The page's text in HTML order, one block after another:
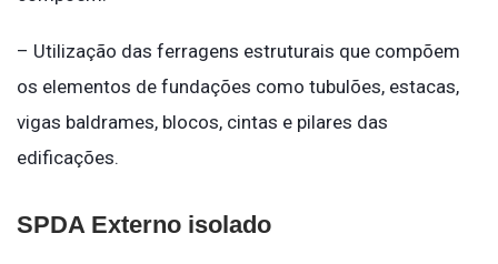
– Utilização das ferragens estruturais que compõem
os elementos de fundações como tubulões, estacas,
vigas baldrames, blocos, cintas e pilares das
edificações.
SPDA Externo isolado